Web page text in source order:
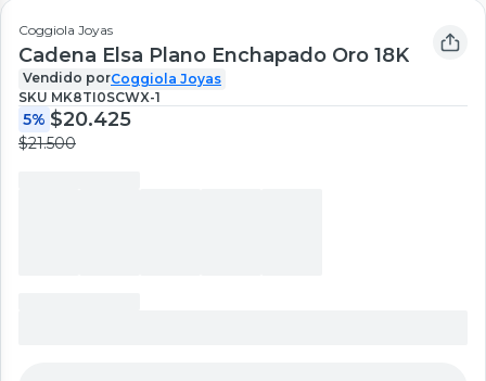
Coggiola Joyas
Cadena Elsa Plano Enchapado Oro 18K
Vendido porCoggiola Joyas
SKU MK8TI0SCWX-1
5% $20.425
$21.500